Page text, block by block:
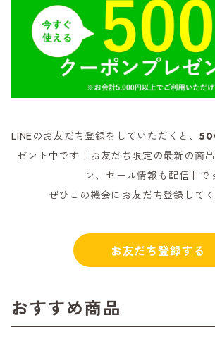
LINEのお友だち登録をしていただくと、
ゼント中です！お友だち限定の最新の商
ン、セール情報も配信中で
ぜひこの機会にお友だち登録して
お友だち登録する
おすすめ商品